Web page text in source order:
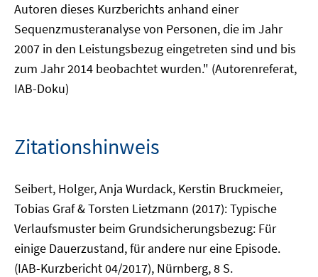
Autoren dieses Kurzberichts anhand einer
Sequenzmusteranalyse von Personen, die im Jahr
2007 in den Leistungsbezug eingetreten sind und bis
zum Jahr 2014 beobachtet wurden." (Autorenreferat,
IAB-Doku)
Zitationshinweis
Seibert, Holger, Anja Wurdack, Kerstin Bruckmeier,
Tobias Graf & Torsten Lietzmann (2017): Typische
Verlaufsmuster beim Grundsicherungsbezug: Für
einige Dauerzustand, für andere nur eine Episode.
(IAB-Kurzbericht 04/2017), Nürnberg, 8 S.